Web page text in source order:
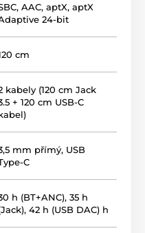
, AAC, aptX, aptX
24-bit
cm
kabely (120 cm Jack
+ 120 cm USB-C
mm přímý, USB
C
h (BT+ANC), 35 h
42 h (USB DAC) h